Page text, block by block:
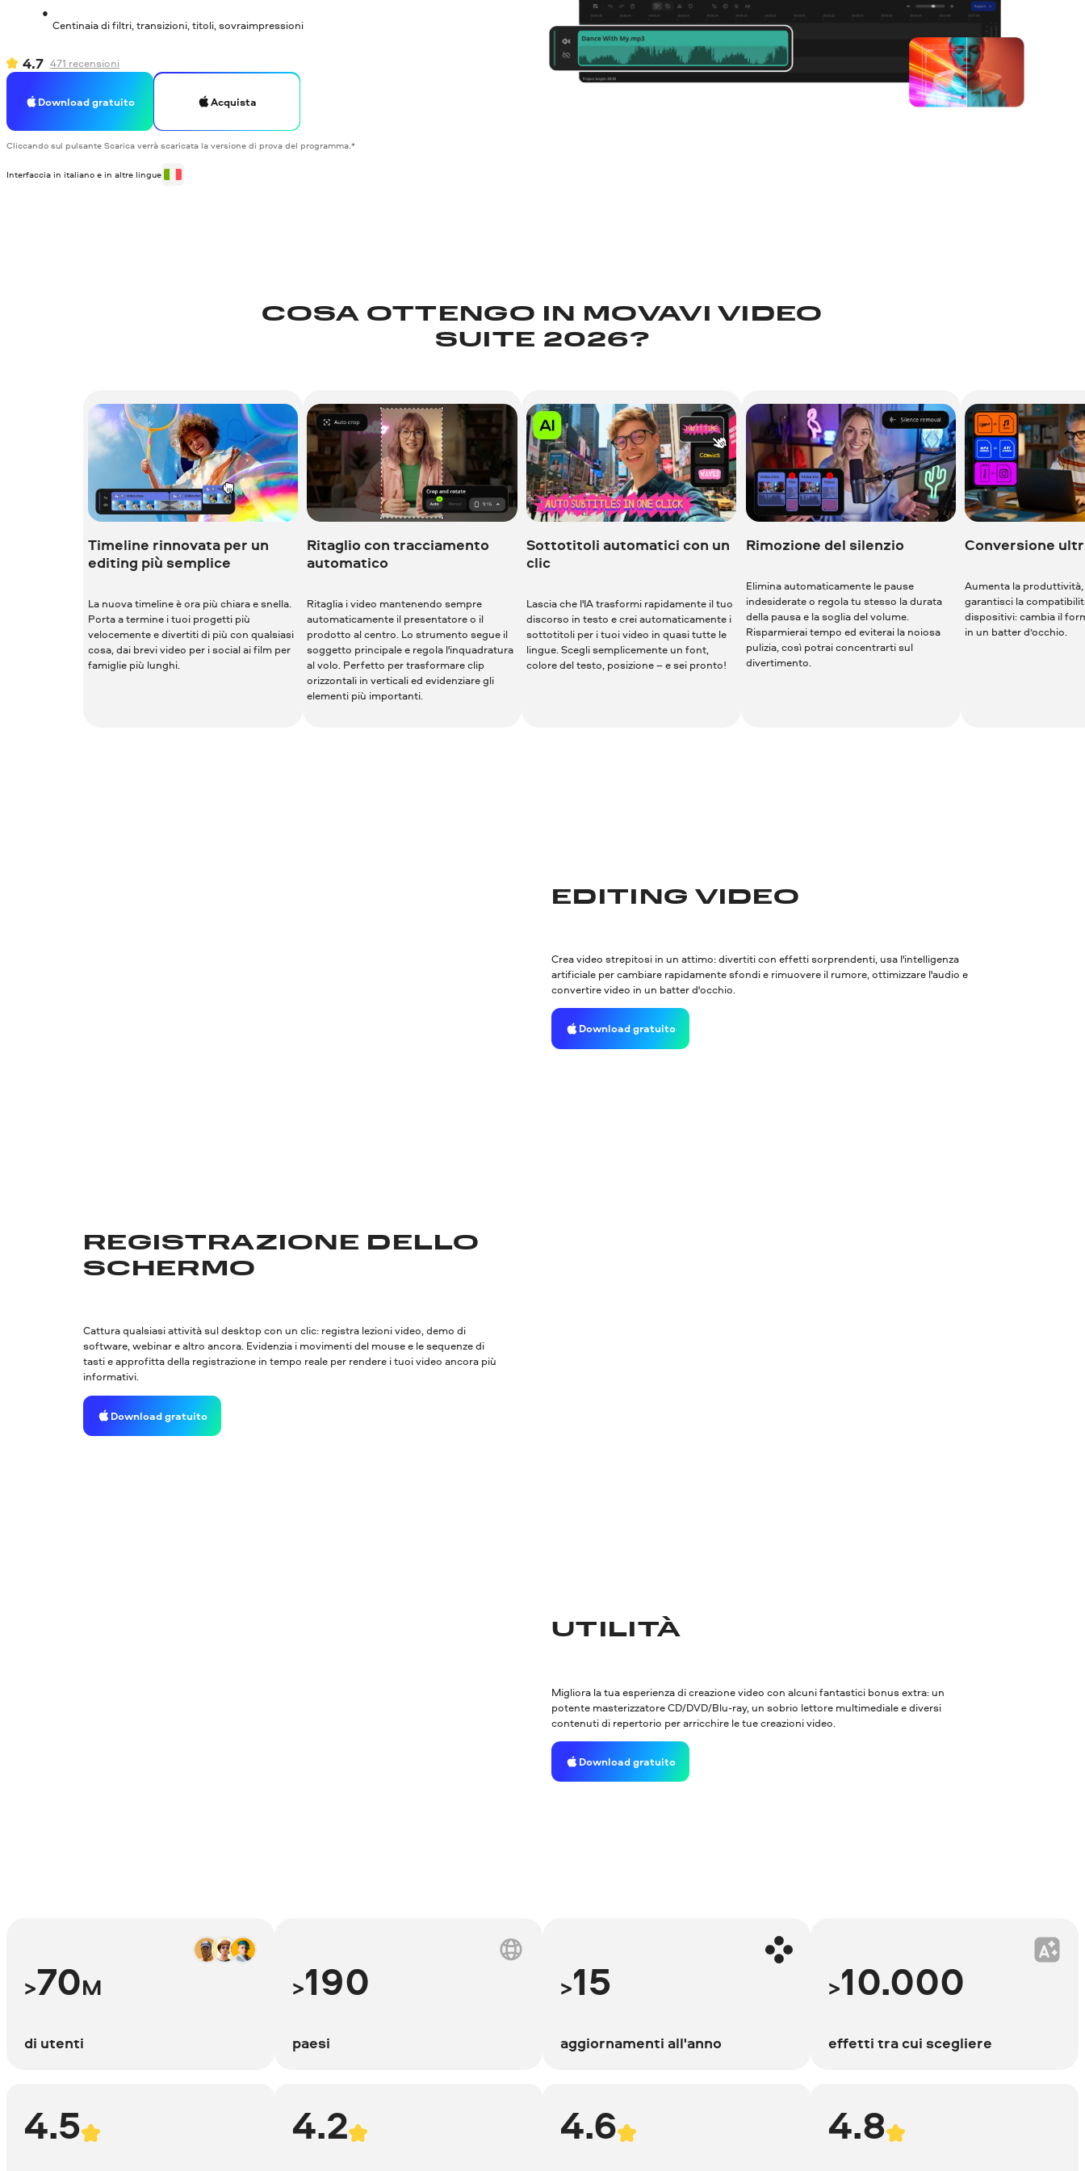
Centinaia di filtri, transizioni, titoli, sovraimpressioni
4.7 471 recensioni
Download gratuito Acquista
Cliccando sul pulsante Scarica verrà scaricata la versione di prova del programma.*
Interfaccia in italiano e in altre lingue
COSA OTTENGO IN MOVAVI VIDEO
SUITE 2026?
Timeline rinnovata per un
editing più semplice
La nuova timeline è ora più chiara e snella.
Porta a termine i tuoi progetti più
velocemente e divertiti di più con qualsiasi
cosa, dai brevi video per i social ai film per
famiglie più lunghi.
Ritaglio con tracciamento
automatico
Ritaglia i video mantenendo sempre
automaticamente il presentatore o il
prodotto al centro. Lo strumento segue il
soggetto principale e regola l'inquadratura
al volo. Perfetto per trasformare clip
orizzontali in verticali ed evidenziare gli
elementi più importanti.
Sottotitoli automatici con un
clic
Lascia che l'IA trasformi rapidamente il tuo
discorso in testo e crei automaticamente i
sottotitoli per i tuoi video in quasi tutte le
lingue. Scegli semplicemente un font,
colore del testo, posizione – e sei pronto!
Rimozione del silenzio
Elimina automaticamente le pause
indesiderate o regola tu stesso la durata
della pausa e la soglia del volume.
Risparmierai tempo ed eviterai la noiosa
pulizia, così potrai concentrarti sul
divertimento.
Conversione
Aumenta la
garantisci la
dispositivi: cambia il
in un batter d’occhio.
EDITING VIDEO
Crea video strepitosi in un attimo: divertiti con effetti sorprendenti, usa l'intelligenza
artificiale per cambiare rapidamente sfondi e rimuovere il rumore, ottimizzare l'audio e
convertire video in un batter d'occhio.
Download gratuito
REGISTRAZIONE DELLO
SCHERMO
Cattura qualsiasi attività sul desktop con un clic: registra lezioni video, demo di
software, webinar e altro ancora. Evidenzia i movimenti del mouse e le sequenze di
tasti e approfitta della registrazione in tempo reale per rendere i tuoi video ancora più
informativi.
Download gratuito
UTILITÀ
Migliora la tua esperienza di creazione video con alcuni fantastici bonus extra: un
potente masterizzatore CD/DVD/Blu-ray, un sobrio lettore multimediale e diversi
contenuti di repertorio per arricchire le tue creazioni video.
Download gratuito
>70M
di utenti
>190
paesi
>15
aggiornamenti all'anno
>10.000
effetti tra cui scegliere
4.5 4.2 4.6 4.8